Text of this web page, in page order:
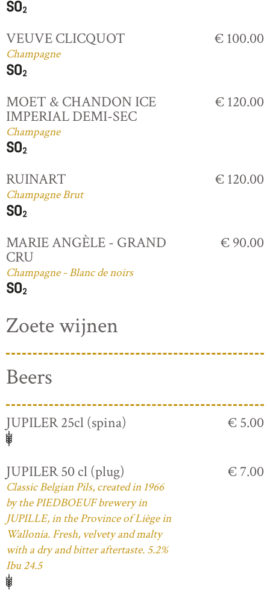
VEUVE CLICQUOT
Champagne
€ 100.00
MOET & CHANDON ICE
IMPERIAL DEMI-SEC
Champagne
€ 120.00
RUINART
Champagne Brut
€ 120.00
MARIE ANGÈLE - GRAND
CRU
Champagne - Blanc de noirs
€ 90.00
Zoete wijnen
Beers
JUPILER 25cl (spina) € 5.00
JUPILER 50 cl (plug)
Classic Belgian Pils, created in 1966
by the PIEDBOEUF brewery in
JUPILLE, in the Province of Liège in
Wallonia. Fresh, velvety and malty
with a dry and bitter aftertaste. 5.2%
Ibu 24.5
€ 7.00